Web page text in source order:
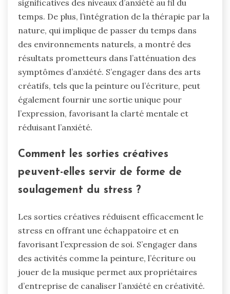
significatives des niveaux d’anxiété au fil du
temps. De plus, l’intégration de la thérapie par la
nature, qui implique de passer du temps dans
des environnements naturels, a montré des
résultats prometteurs dans l’atténuation des
symptômes d’anxiété. S’engager dans des arts
créatifs, tels que la peinture ou l’écriture, peut
également fournir une sortie unique pour
l’expression, favorisant la clarté mentale et
réduisant l’anxiété.
Comment les sorties créatives
peuvent-elles servir de forme de
soulagement du stress ?
Les sorties créatives réduisent efficacement le
stress en offrant une échappatoire et en
favorisant l’expression de soi. S’engager dans
des activités comme la peinture, l’écriture ou
jouer de la musique permet aux propriétaires
d’entreprise de canaliser l’anxiété en créativité.